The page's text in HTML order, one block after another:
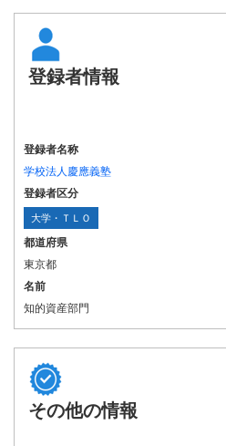
登録者情報
登録者名称
学校法人慶應義塾
登録者区分
大学・ＴＬＯ
都道府県
東京都
名前
知的資産部門
その他の情報